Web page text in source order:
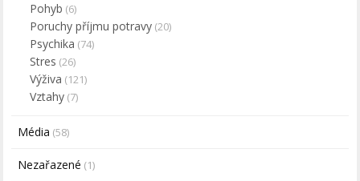
Pohyb (6)
Poruchy příjmu potravy (20)
Psychika (74)
Stres (26)
Výživa (121)
Vztahy (7)
Média (58)
Nezařazené (1)